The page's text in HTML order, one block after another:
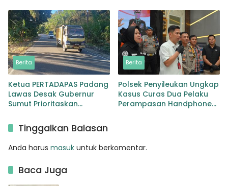
Lingga Bayu
Berita
Ketua PERTADAPAS Padang
Lawas Desak Gubernur
Sumut Prioritaskan
Sibuhuan–Gunungtua
Berita
Polsek Penyileukan Ungkap
Kasus Curas Dua Pelaku
Perampasan Handphone
Tinggalkan Balasan
Anda harus masuk untuk berkomentar.
Baca Juga